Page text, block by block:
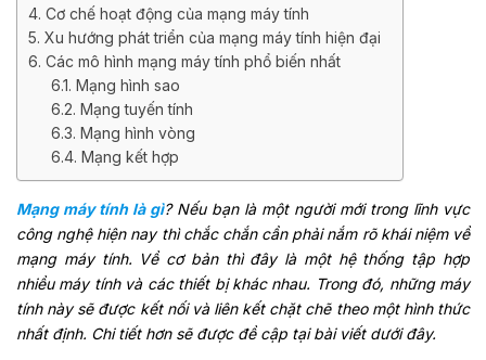
4. Cơ chế hoạt động của mạng máy tính
5. Xu hướng phát triển của mạng máy tính hiện đại
6. Các mô hình mạng máy tính phổ biến nhất
6.1. Mạng hình sao
6.2. Mạng tuyến tính
6.3. Mạng hình vòng
6.4. Mạng kết hợp
Mạng máy tính là gì? Nếu bạn là một người mới trong lĩnh vực
công nghệ hiện nay thì chắc chắn cần phải nắm rõ khái niệm về
mạng máy tính. Về cơ bản thì đây là một hệ thống tập hợp
nhiều máy tính và các thiết bị khác nhau. Trong đó, những máy
tính này sẽ được kết nối và liên kết chặt chẽ theo một hình thức
nhất định. Chi tiết hơn sẽ được đề cập tại bài viết dưới đây.